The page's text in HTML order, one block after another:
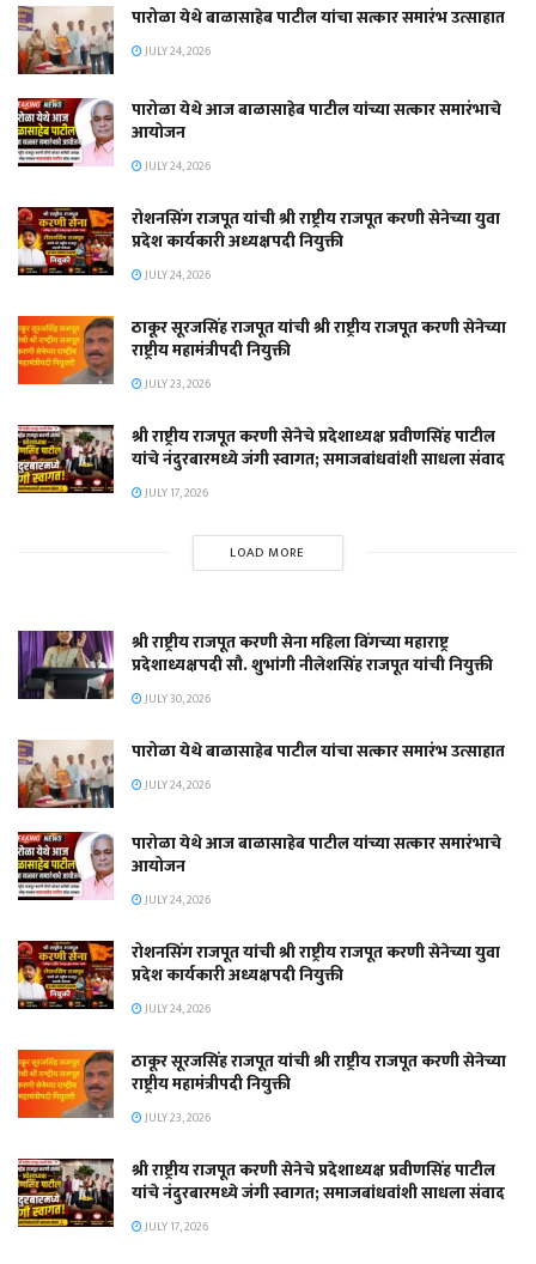
पारोळा येथे बाळासाहेब पाटील यांचा सत्कार समारंभ उत्साहात
JULY 24, 2026
पारोळा येथे आज बाळासाहेब पाटील यांच्या सत्कार समारंभाचे
आयोजन
JULY 24, 2026
रोशनसिंग राजपूत यांची श्री राष्ट्रीय राजपूत करणी सेनेच्या युवा
प्रदेश कार्यकारी अध्यक्षपदी नियुक्ती
JULY 24, 2026
ठाकूर सूरजसिंह राजपूत यांची श्री राष्ट्रीय राजपूत करणी सेनेच्या
राष्ट्रीय महामंत्रीपदी नियुक्ती
JULY 23, 2026
श्री राष्ट्रीय राजपूत करणी सेनेचे प्रदेशाध्यक्ष प्रवीणसिंह पाटील
यांचे नंदुरबारमध्ये जंगी स्वागत; समाजबांधवांशी साधला संवाद
JULY 17, 2026
LOAD MORE
श्री राष्ट्रीय राजपूत करणी सेना महिला विंगच्या महाराष्ट्र
प्रदेशाध्यक्षपदी सौ. शुभांगी नीलेशसिंह राजपूत यांची नियुक्ती
JULY 30, 2026
पारोळा येथे बाळासाहेब पाटील यांचा सत्कार समारंभ उत्साहात
JULY 24, 2026
पारोळा येथे आज बाळासाहेब पाटील यांच्या सत्कार समारंभाचे
आयोजन
JULY 24, 2026
रोशनसिंग राजपूत यांची श्री राष्ट्रीय राजपूत करणी सेनेच्या युवा
प्रदेश कार्यकारी अध्यक्षपदी नियुक्ती
JULY 24, 2026
ठाकूर सूरजसिंह राजपूत यांची श्री राष्ट्रीय राजपूत करणी सेनेच्या
राष्ट्रीय महामंत्रीपदी नियुक्ती
JULY 23, 2026
श्री राष्ट्रीय राजपूत करणी सेनेचे प्रदेशाध्यक्ष प्रवीणसिंह पाटील
यांचे नंदुरबारमध्ये जंगी स्वागत; समाजबांधवांशी साधला संवाद
JULY 17, 2026